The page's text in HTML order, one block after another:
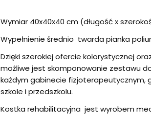
Wymiar 40x40x40 cm (długość x
Wypełnienie średnio twarda pianka
Dzięki szerokiej ofercie kolorystycznej
możliwe jest skomponowanie zestawu
każdym gabinecie fizjoterapeutycznym,
szkole i przedszkolu.
Kostka rehabilitacyjna jest wyrobem